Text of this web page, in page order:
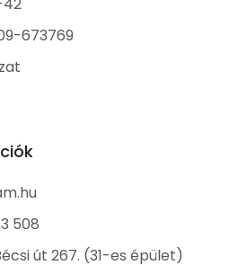
673769
508
út 267. (31-es épület)